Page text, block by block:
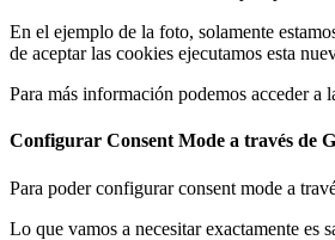
En el ejemplo de la foto, solamente
de aceptar las cookies ejecutamos esta
Para más información podemos acceder a
Configurar Consent Mode a través de
Para poder configurar consent mode a
Lo que vamos a necesitar exactamente es